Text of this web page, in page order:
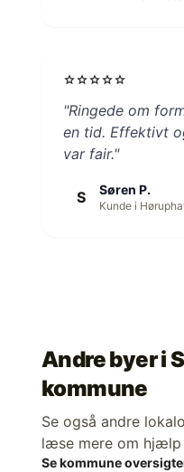
starstarstarstarstar
"Ringede om
en tid. Effektivt
var fair."
S Søren P.
Kunde i
Andre byer i
kommune
Se også andre
læse mere om hjælp
Se kommune